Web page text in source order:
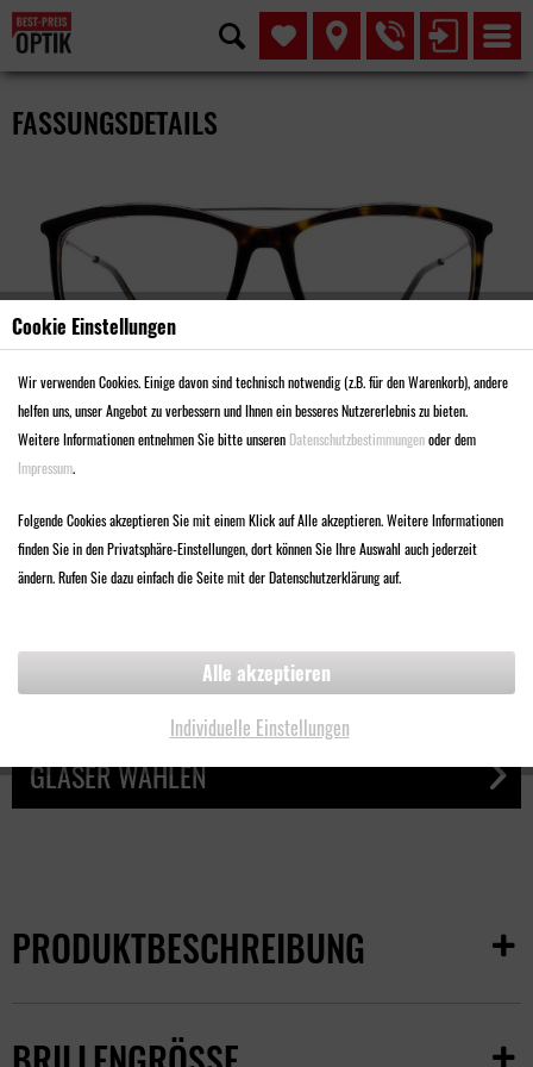
FASSUNGSDETAILS
MODELL MA4161
98,00 €
Qualitäts-Kunststoff-Brillenglas
Kratz- und bruchfest
Mehrfachentspiegelt
GLÄSER WÄHLEN
PRODUKTBESCHREIBUNG
Cookie Einstellungen
Wir verwenden Cookies. Einige davon sind technisch notwendig (z.B. für den Warenkorb), andere
helfen uns, unser Angebot zu verbessern und Ihnen ein besseres Nutzererlebnis zu bieten.
Weitere Informationen entnehmen Sie bitte unseren Datenschutzbestimmungenoder dem
Impressum.
Folgende Cookies akzeptieren Sie mit einem Klick auf Alle akzeptieren. Weitere Informationen
finden Sie in den Privatsphäre-Einstellungen, dort können Sie Ihre Auswahl auch jederzeit
ändern. Rufen Sie dazu einfach die Seite mit der Datenschutzerklärung auf.
Individuelle Einstellungen
Alle akzeptieren